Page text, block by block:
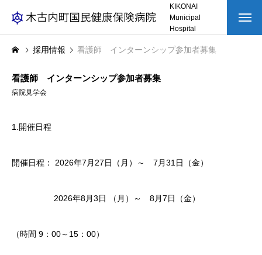
KIKONAI
Municipal
Hospital
トップページ
HOSPITAL
インタビュー
RECRUITMENT
採用情報 看護師 インターンシップ参加者募集
看護師 インターンシップ参加者募集
病院見学会
1.開催日程
開催日程： 2026年7月27日（月）～ 7月31日（金）
2026年8月3日 （月）～ 8月7日（金）
（時間 9：00～15：00）